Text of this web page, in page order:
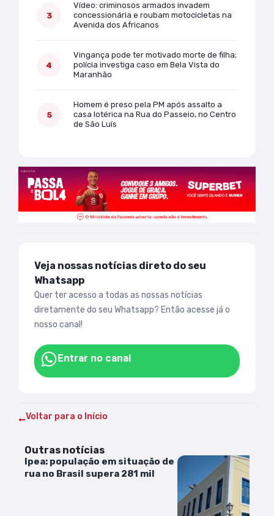
Vídeo: criminosos armados invadem
concessionária e roubam motocicletas na
Avenida dos Africanos
Vingança pode ter motivado morte de filha;
polícia investiga caso em Bela Vista do
Maranhão
Homem é preso pela PM após assalto a
casa lotérica na Rua do Passeio, no Centro
de São Luís
Veja nossas notícias direto do seu
Whatsapp
Quer ter acesso a todas as nossas notícias
diretamente do seu Whatsapp? Então acesse já o
nosso canal!
Entrar no canal
Voltar para o Início
Outras notícias
Ipea: população em situação de
rua no Brasil supera 281 mil